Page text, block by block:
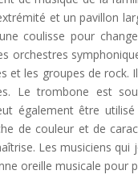
et un pavillon
coulisse pour
orchestres
et les groupes de
Le trombone est
également être
de couleur et de
Les musiciens
oreille musicale